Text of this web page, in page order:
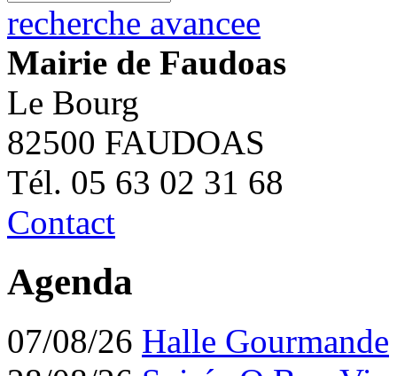
recherche avancee
Mairie de Faudoas
Le Bourg
82500 FAUDOAS
Tél. 05 63 02 31 68
Contact
Agenda
07/08/26 Halle Gourmande